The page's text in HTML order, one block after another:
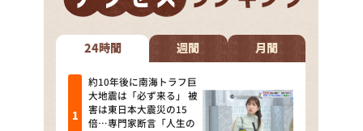
なるみ・岡村の過ぎるTV
相席食堂
これ余談なんですけど・・・
～人生密着トークバラエティ！
24時間 週間 月間
約10年後に南海トラフ巨
大地震は「必ず来る」 被
害は東日本大震災の15
倍…専門家断言「人生の